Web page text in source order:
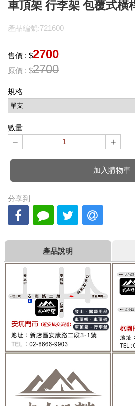
車頂架 行李架 包覆式橫
產品編號:721600
售價 : $2700
原價 : $2700
規格
數量
− +
加入購物車
分享到
產品說明